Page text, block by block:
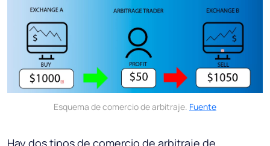
Esquema de comercio de arbitraje. Fuente
Hay dos tipos de comercio de arbitraje de